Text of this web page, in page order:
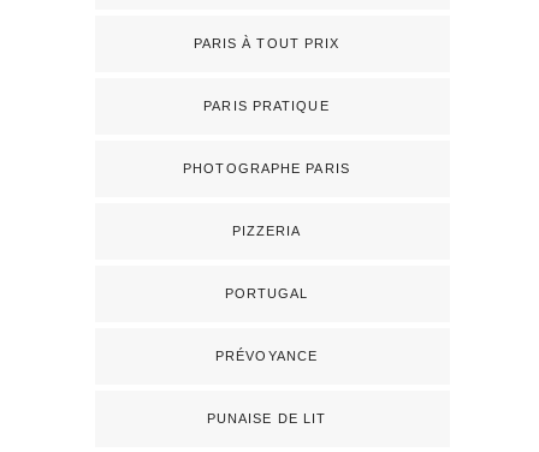
PARIS À TOUT PRIX
PARIS PRATIQUE
PHOTOGRAPHE PARIS
PIZZERIA
PORTUGAL
PRÉVOYANCE
PUNAISE DE LIT